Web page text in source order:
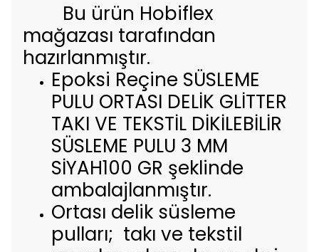
Bu ürün Hobiflex
mağazası tarafından
hazırlanmıştır.
Epoksi Reçine SÜSLEME
PULU ORTASI DELİK GLİTTER
TAKI VE TEKSTİL DİKİLEBİLİR
SÜSLEME PULU 3 MM
SİYAH100 GR şeklinde
ambalajlanmıştır.
Ortası delik süsleme
pulları; takı ve tekstil